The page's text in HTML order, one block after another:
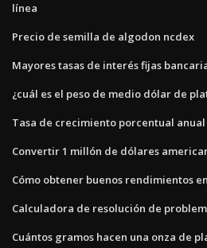
línea
Precio de semilla de algodon ncdex
Mayores tasas de interés fijas
¿cuál es el peso de medio dólar de
Tasa de crecimiento porcentual anual
Convertir 1 millón de dólares
Cómo obtener buenos rendimientos
Calculadora de resolución de
Cuántos gramos hacen una onza de